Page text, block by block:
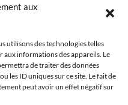
aux
utilisons des technologies telles
aux informations des appareils. Le
de traiter des données
les ID uniques sur ce site. Le fait de
peut avoir un effet négatif sur